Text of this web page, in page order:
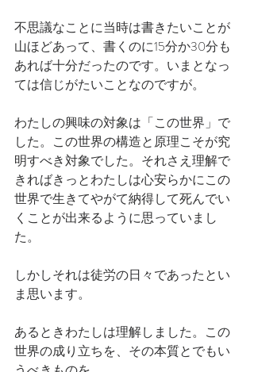
不思議なことに当時は書きたいことが
山ほどあって、書くのに15分か30分も
あれば十分だったのです。いまとなっ
ては信じがたいことなのですが。
わたしの興味の対象は「この世界」で
した。この世界の構造と原理こそが究
明すべき対象でした。それさえ理解で
きればきっとわたしは心安らかにこの
世界で生きてやがて納得して死んでい
くことが出来るように思っていまし
た。
しかしそれは徒労の日々であったとい
ま思います。
あるときわたしは理解しました。この
世界の成り立ちを、その本質とでもい